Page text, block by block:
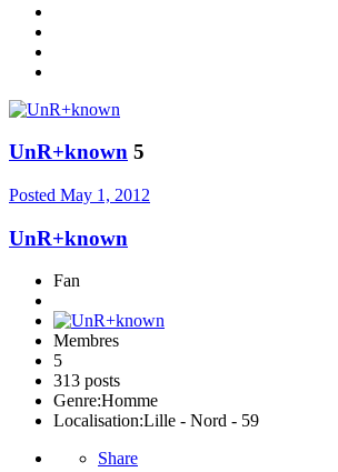
UnR+known 5
Posted May 1, 2012
UnR+known
Fan
Membres
5
313 posts
Genre:Homme
Localisation:Lille - Nord - 59
Share